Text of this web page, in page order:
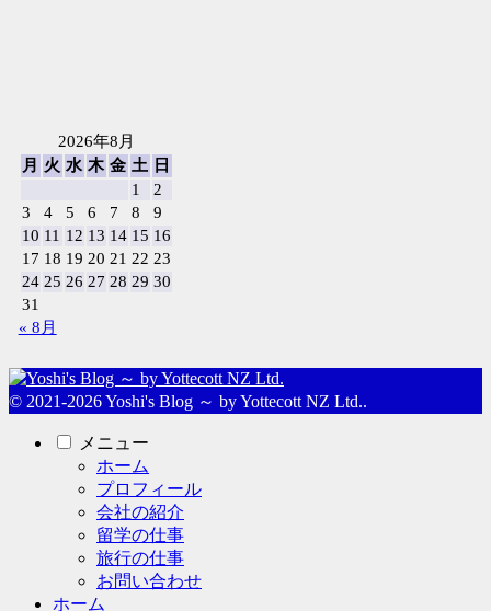
2026年8月
月
火 水 木 金 土
日
1
2
3
4 5 6 7 8
9
10 11 12 13 14 15 16
17 18 19 20 21 22 23
24 25 26 27 28 29 30
31
« 8月
© 2021-2026 Yoshi's Blog ～ by Yottecott NZ Ltd..
メニュー
ホーム
プロフィール
会社の紹介
留学の仕事
旅行の仕事
お問い合わせ
ホーム